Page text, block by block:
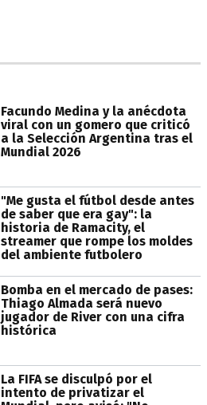
Facundo Medina y la anécdota
viral con un gomero que criticó
a la Selección Argentina tras el
Mundial 2026
"Me gusta el fútbol desde antes
de saber que era gay": la
historia de Ramacity, el
streamer que rompe los moldes
del ambiente futbolero
Bomba en el mercado de pases:
Thiago Almada será nuevo
jugador de River con una cifra
histórica
La FIFA se disculpó por el
intento de privatizar el